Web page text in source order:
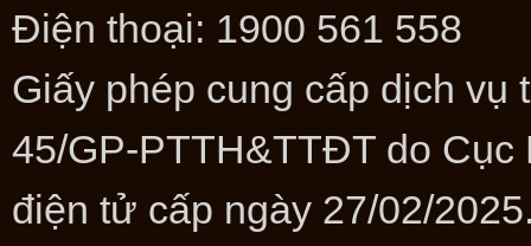
Điện thoại: 1900 561 558
Giấy phép cung cấp dịch
45/GP-PTTH&TTĐT do Cục
điện tử cấp ngày 27/02/